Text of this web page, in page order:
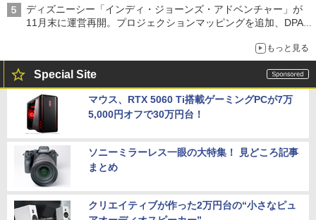
ディズニーシー「インディ・ジョーンズ・アドベンチャー」が
11月末に運営再開。プロジェクションマッピングを追加、DPA
もっと見る
Special Site
マウス、RTX 5060 Ti搭載ゲーミングPCが7万
5,000円オフで30万円台！
ソニーミラーレス一眼の大特集！ 見どころ記事
まとめ
クリエイティブが作った2万円台の“小さなピュ